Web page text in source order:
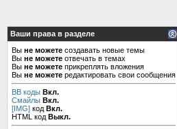
Ваши права в разделе
Вы не можете создавать новые темы
Вы не можете отвечать в темах
Вы не можете прикреплять вложения
Вы не можете редактировать свои сообщения
BB коды Вкл.
Смайлы Вкл.
[IMG] код Вкл.
HTML код Выкл.